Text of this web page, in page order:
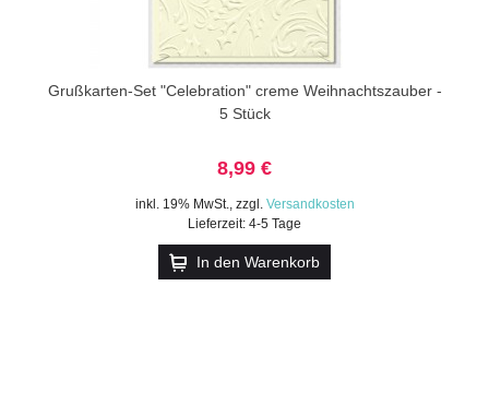
Grußkarten-Set "Celebration" creme Weihnachtszauber -
5 Stück
8,99 €
inkl. 19% MwSt., zzgl. Versandkosten
Lieferzeit: 4-5 Tage
In den Warenkorb